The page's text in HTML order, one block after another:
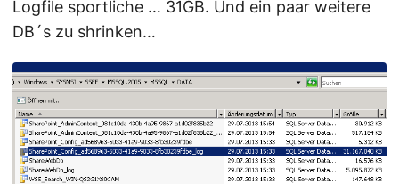
Logfile sportliche … 31GB. Und ein paar weitere
DB´s zu shrinken…